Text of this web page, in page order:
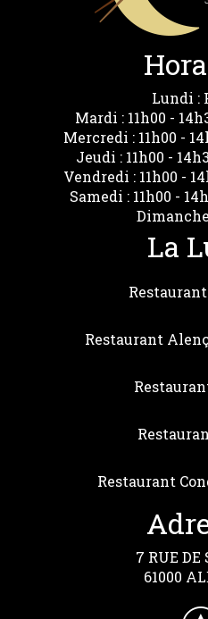
Lundi :
Mardi : 11h00 -
Mercredi : 11h00 -
Jeudi : 11h00 -
Vendredi : 11h00 -
Samedi : 11h00 -
La
Restaurant
Restaurant
7 RUE DE
61000